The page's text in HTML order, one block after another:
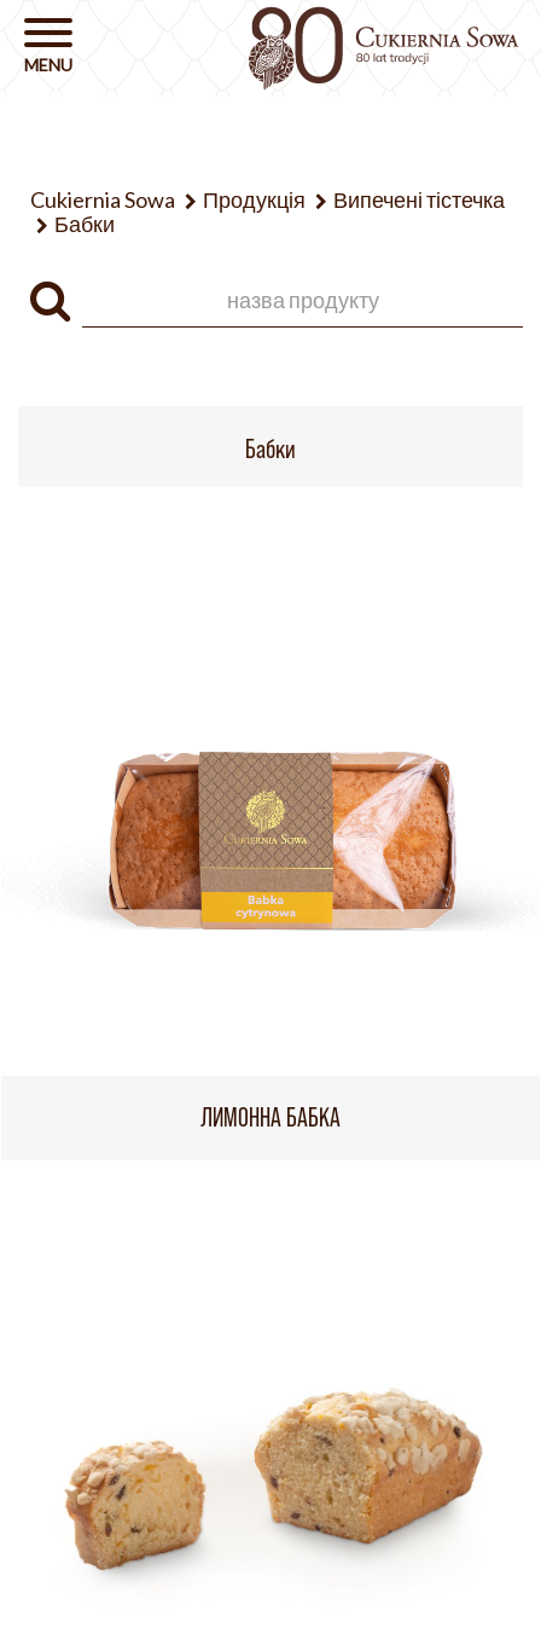
Cukiernia Sowa Продукція
Випечені тістечка
Бабки
Бабки
ЛИМОННА БАБКА